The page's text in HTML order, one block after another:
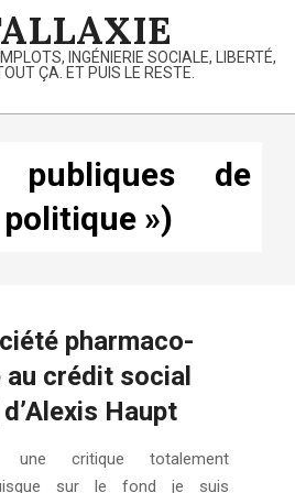
INGÉNIERIE SOCIALE, LIBERTÉ,
ÇA. ET PUIS LE RESTE.
publiques de
»)
pharmaco-
crédit social
Haupt
critique totalement
sur le fond je suis